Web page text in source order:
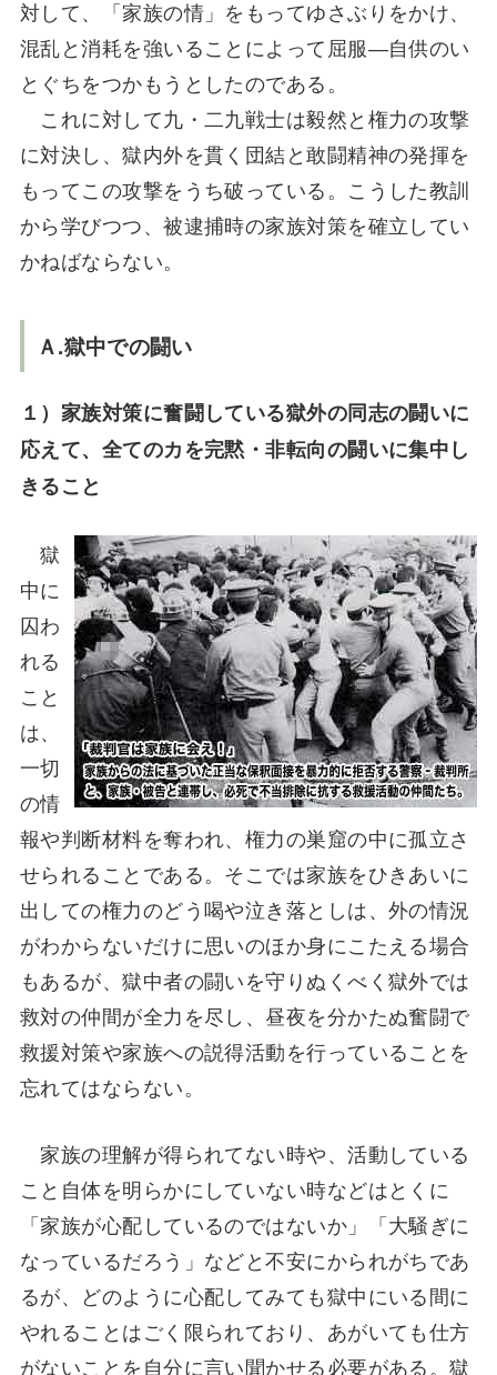
対して、「家族の情」をもってゆさぶりをかけ、
混乱と消耗を強いることによって屈服―自供のい
とぐちをつかもうとしたのである。
これに対して九・二九戦士は毅然と権力の攻撃
に対決し、獄内外を貫く団結と敢闘精神の発揮を
もってこの攻撃をうち破っている。こうした教訓
から学びつつ、被逮捕時の家族対策を確立してい
かねばならない。
Ａ.獄中での闘い
１）家族対策に奮闘している獄外の同志の闘いに
応えて、全てのカを完黙・非転向の闘いに集中し
きること
獄
中に
囚わ
れる
こと
は、
一切
の情
報や判断材料を奪われ、権力の巣窟の中に孤立さ
せられることである。そこでは家族をひきあいに
出しての権力のどう喝や泣き落としは、外の情況
がわからないだけに思いのほか身にこたえる場合
もあるが、獄中者の闘いを守りぬくべく獄外では
救対の仲間が全力を尽し、昼夜を分かたぬ奮闘で
救援対策や家族への説得活動を行っていることを
忘れてはならない。
家族の理解が得られてない時や、活動している
こと自体を明らかにしていない時などはとくに
「家族が心配しているのではないか」「大騒ぎに
なっているだろう」などと不安にかられがちであ
るが、どのように心配してみても獄中にいる間に
やれることはごく限られており、あがいても仕方
がないことを自分に言い聞かせる必要がある。獄